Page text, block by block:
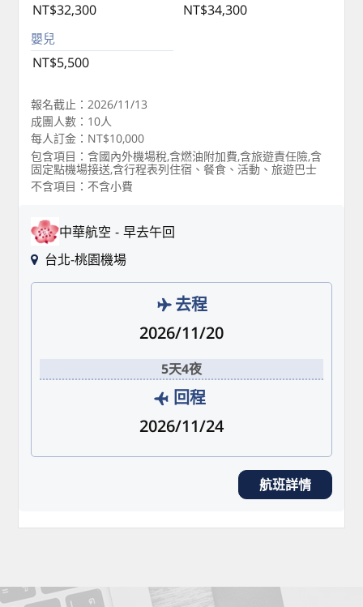
NT$32,300 NT$34,300
嬰兒
NT$5,500
報名截止：2026/11/13
成團人數：10人
每人訂金：NT$10,000
包含項目：含國內外機場稅,含燃油附加費,含旅遊責任險,含
固定點機場接送,含行程表列住宿、餐食、活動、旅遊巴士
不含項目：不含小費
中華航空
早去午回
台北-桃園機場
去程
2026/11/20
5天4夜
回程
2026/11/24
航班詳情